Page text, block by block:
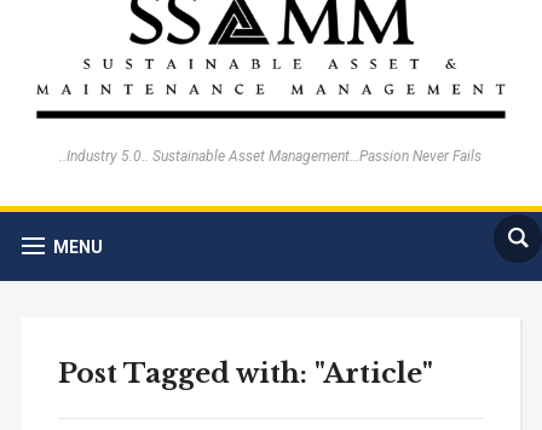
..Industry 5.0.. Sustainable Asset Management…Passion Never Fails
MENU
Post Tagged with: "Article"